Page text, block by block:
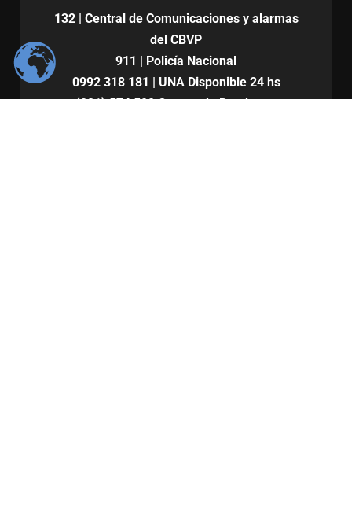
132| Central de Comunicaciones y alarmas
del CBVP
911
| Policía Nacional
0992 318 181
| UNA Disponible 24 hs
(021) 574 500Cuerpo de Bomberos